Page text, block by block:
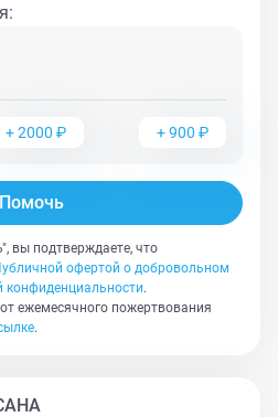
Главное —
положительные эмоции
котика, то выбор
:
+2000 ₽ +900 ₽
Помочь
вы подтверждаете, что
офертой о добровольном
конфиденциальности.
ежемесячного пожертвования
.